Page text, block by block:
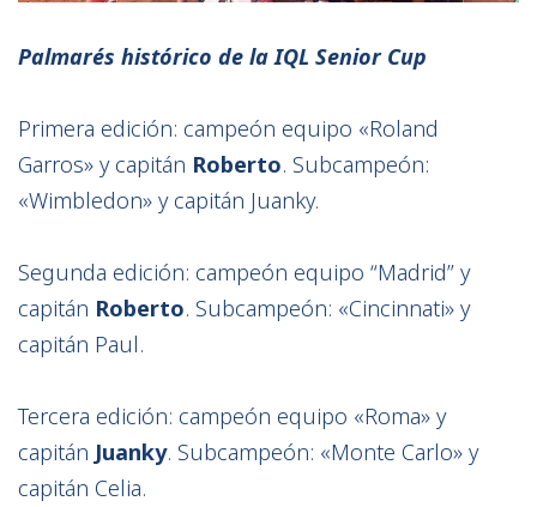
Palmarés histórico de la IQL Senior Cup
Primera edición: campeón equipo «Roland
Garros» y capitán Roberto. Subcampeón:
«Wimbledon» y capitán Juanky.
Segunda edición: campeón equipo “Madrid” y
capitán Roberto. Subcampeón: «Cincinnati» y
capitán Paul.
Tercera edición: campeón equipo «Roma» y
capitán Juanky. Subcampeón: «Monte Carlo» y
capitán Celia.